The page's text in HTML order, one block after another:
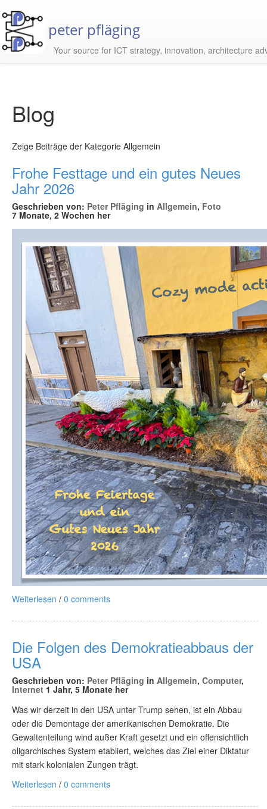
peter pfläging
Your source for ICT strategy, innovation, architecture
Blog
Zeige Beiträge der Kategorie Allgemein
Frohe Festtage und ein gutes Neues
Jahr 2026
Geschrieben von: Peter Pfläging in Allgemein, Foto
7 Monate, 2 Wochen her
Weiterlesen / 0 comments
Die Folgen des Demokratieabbaus der
USA
Geschrieben von: Peter Pfläging in Allgemein, Computer,
Internet 1 Jahr, 5 Monate her
Was wir derzeit in den USA unter Trump sehen, ist ein Abbau
oder die Demontage der amerikanischen Demokratie. Die
Gewaltenteilung wind außer Kraft gesetzt und ein offensichtlich
oligarchisches System etabliert, welches das Ziel einer Diktatur
mit stark kolonialen Zungen trägt.
Weiterlesen / 0 comments